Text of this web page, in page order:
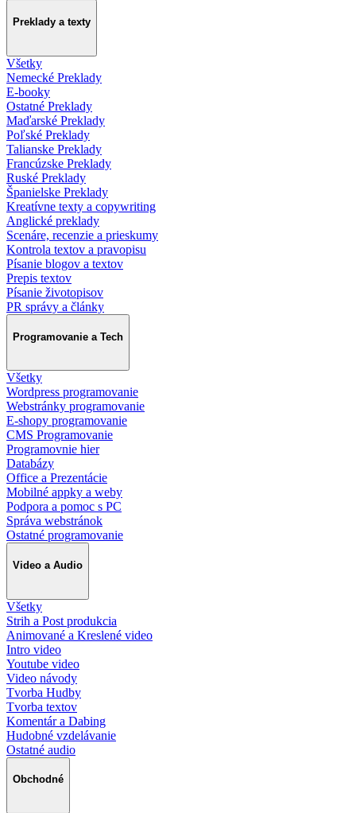
Preklady a texty
Všetky
Nemecké Preklady
E-booky
Ostatné Preklady
Maďarské Preklady
Poľské Preklady
Talianske Preklady
Francúzske Preklady
Ruské Preklady
Španielske Preklady
Kreatívne texty a copywriting
Anglické preklady
Scenáre, recenzie a prieskumy
Kontrola textov a pravopisu
Písanie blogov a textov
Prepis textov
Písanie životopisov
PR správy a články
Programovanie a Tech
Všetky
Wordpress programovanie
Webstránky programovanie
E-shopy programovanie
CMS Programovanie
Programovnie hier
Databázy
Office a Prezentácie
Mobilné appky a weby
Podpora a pomoc s PC
Správa webstránok
Ostatné programovanie
Video a Audio
Všetky
Strih a Post produkcia
Animované a Kreslené video
Intro video
Youtube video
Video návody
Tvorba Hudby
Tvorba textov
Komentár a Dabing
Hudobné vzdelávanie
Ostatné audio
Obchodné